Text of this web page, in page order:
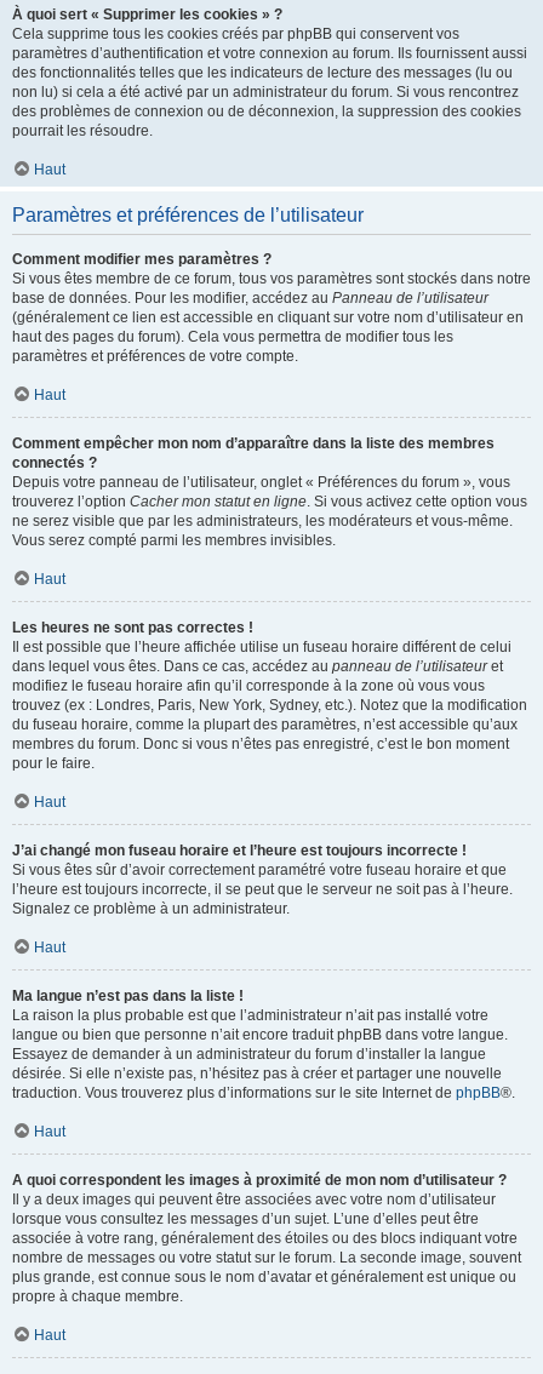
À quoi sert « Supprimer les cookies » ?
Cela supprime tous les cookies créés par phpBB qui conservent vos
paramètres d’authentification et votre connexion au forum. Ils fournissent aussi
des fonctionnalités telles que les indicateurs de lecture des messages (lu ou
non lu) si cela a été activé par un administrateur du forum. Si vous rencontrez
des problèmes de connexion ou de déconnexion, la suppression des cookies
pourrait les résoudre.
Haut
Paramètres et préférences de l’utilisateur
Comment modifier mes paramètres ?
Si vous êtes membre de ce forum, tous vos paramètres sont stockés dans notre
base de données. Pour les modifier, accédez au Panneau de l’utilisateur
(généralement ce lien est accessible en cliquant sur votre nom d’utilisateur en
haut des pages du forum). Cela vous permettra de modifier tous les
paramètres et préférences de votre compte.
Haut
Comment empêcher mon nom d’apparaître dans la liste des membres
connectés ?
Depuis votre panneau de l’utilisateur, onglet « Préférences du forum », vous
trouverez l’option Cacher mon statut en ligne. Si vous activez cette option vous
ne serez visible que par les administrateurs, les modérateurs et vous-même.
Vous serez compté parmi les membres invisibles.
Haut
Les heures ne sont pas correctes !
Il est possible que l’heure affichée utilise un fuseau horaire différent de celui
dans lequel vous êtes. Dans ce cas, accédez au panneau de l’utilisateuret
modifiez le fuseau horaire afin qu’il corresponde à la zone où vous vous
trouvez (ex : Londres, Paris, New York, Sydney, etc.). Notez que la modification
du fuseau horaire, comme la plupart des paramètres, n’est accessible qu’aux
membres du forum. Donc si vous n’êtes pas enregistré, c’est le bon moment
pour le faire.
Haut
J’ai changé mon fuseau horaire et l’heure est toujours incorrecte !
Si vous êtes sûr d’avoir correctement paramétré votre fuseau horaire et que
l’heure est toujours incorrecte, il se peut que le serveur ne soit pas à l’heure.
Signalez ce problème à un administrateur.
Haut
Ma langue n’est pas dans la liste !
La raison la plus probable est que l’administrateur n’ait pas installé votre
langue ou bien que personne n’ait encore traduit phpBB dans votre langue.
Essayez de demander à un administrateur du forum d’installer la langue
désirée. Si elle n’existe pas, n’hésitez pas à créer et partager une nouvelle
traduction. Vous trouverez plus d’informations sur le site Internet de phpBB®.
Haut
A quoi correspondent les images à proximité de mon nom d’utilisateur ?
Il y a deux images qui peuvent être associées avec votre nom d’utilisateur
lorsque vous consultez les messages d’un sujet. L’une d’elles peut être
associée à votre rang, généralement des étoiles ou des blocs indiquant votre
nombre de messages ou votre statut sur le forum. La seconde image, souvent
plus grande, est connue sous le nom d’avatar et généralement est unique ou
propre à chaque membre.
Haut